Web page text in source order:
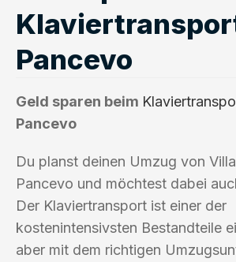
Pancevo
Geld sparen beim
Pancevo
Du planst deinen Umzug von
Pancevo und möchtest dabei
Der Klaviertransport ist einer der
kostenintensivsten Bestandteile
aber mit dem richtigen